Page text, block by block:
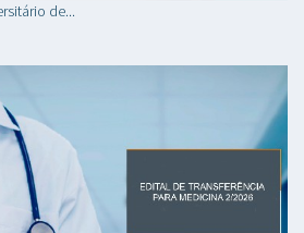
de...